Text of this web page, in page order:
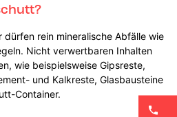
rein mineralische Abfälle wie
Nicht verwertbaren Inhalten
wie beispielsweise Gipsreste,
und Kalkreste, Glasbausteine
Container.